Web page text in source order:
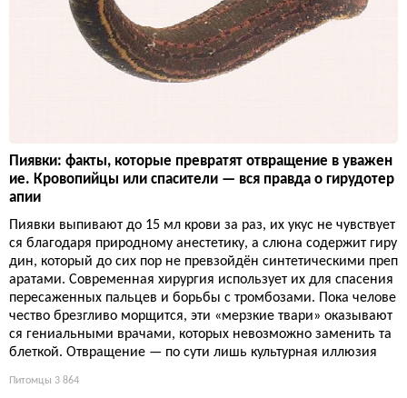
Пиявки: факты, которые превратят отвращение в уважен
ие. Кровопийцы или спасители — вся правда о гирудотер
апии
Пиявки выпивают до 15 мл крови за раз, их укус не чувствует
ся благодаря природному анестетику, а слюна содержит гиру
дин, который до сих пор не превзойдён синтетическими преп
аратами. Современная хирургия использует их для спасения
пересаженных пальцев и борьбы с тромбозами. Пока челове
чество брезгливо морщится, эти «мерзкие твари» оказывают
ся гениальными врачами, которых невозможно заменить та
блеткой. Отвращение — по сути лишь культурная иллюзия
Питомцы 3 864